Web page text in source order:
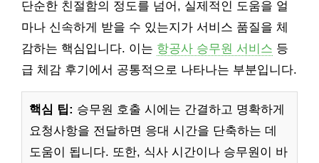
단순한 친절함의 정도를 넘어, 실제적인 도움을 얼
마나 신속하게 받을 수 있는지가 서비스 품질을 체
감하는 핵심입니다. 이는 항공사 승무원 서비스 등
급 체감 후기에서 공통적으로 나타나는 부분입니다.
핵심 팁: 승무원 호출 시에는 간결하고 명확하게
요청사항을 전달하면 응대 시간을 단축하는 데
도움이 됩니다. 또한, 식사 시간이나 승무원이 바